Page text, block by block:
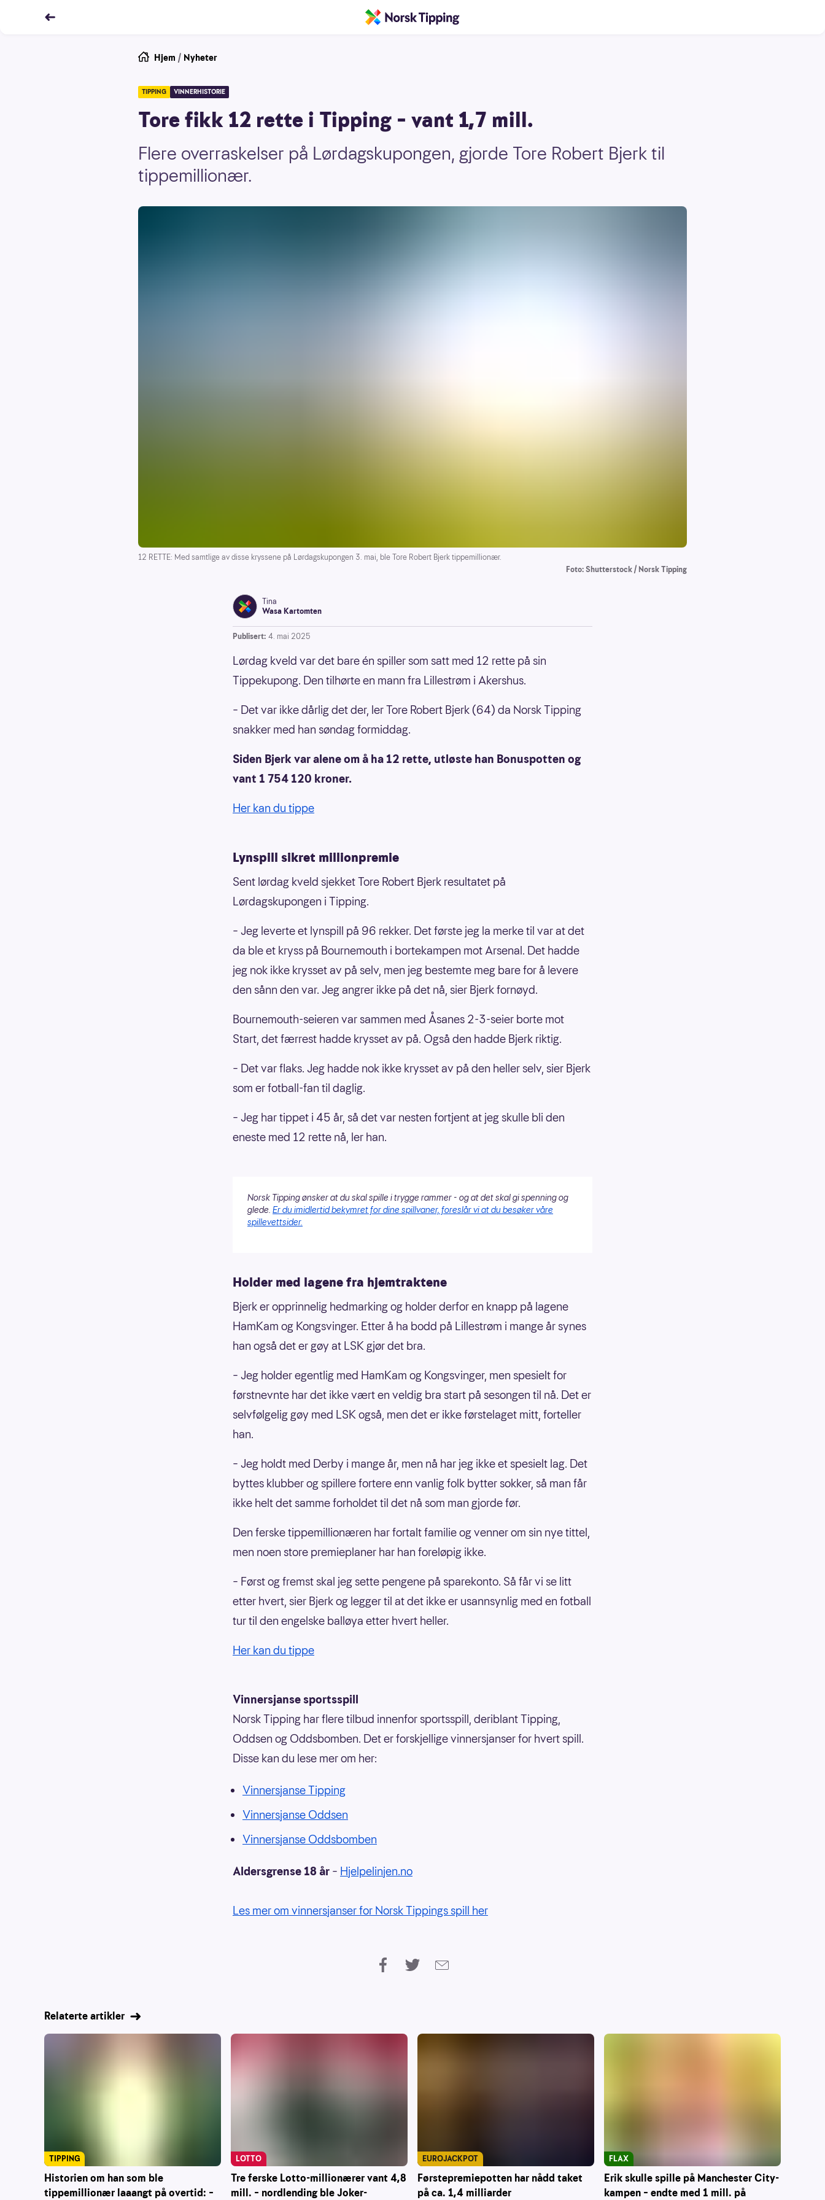
Hjem / Nyheter
TIPPING VINNERHISTORIE
Tore fikk 12 rette i Tipping – vant 1,7 mill.
Flere overraskelser på Lørdagskupongen, gjorde Tore Robert Bjerk til
tippemillionær.
12 RETTE: Med samtlige av disse kryssene på Lørdagskupongen 3. mai, ble Tore Robert Bjerk tippemillionær.
Foto: Shutterstock / Norsk Tipping
Tina
Wasa Kartomten
Publisert: 4. mai 2025
Lørdag kveld var det bare én spiller som satt med 12 rette på sin
Tippekupong. Den tilhørte en mann fra Lillestrøm i Akershus.
– Det var ikke dårlig det der, ler Tore Robert Bjerk (64) da Norsk Tipping
snakker med han søndag formiddag.
Siden Bjerk var alene om å ha 12 rette, utløste han Bonuspotten og
vant 1 754 120 kroner.
Her kan du tippe
Lynspill sikret millionpremie
Sent lørdag kveld sjekket Tore Robert Bjerk resultatet på
Lørdagskupongen i Tipping.
– Jeg leverte et lynspill på 96 rekker. Det første jeg la merke til var at det
da ble et kryss på Bournemouth i bortekampen mot Arsenal. Det hadde
jeg nok ikke krysset av på selv, men jeg bestemte meg bare for å levere
den sånn den var. Jeg angrer ikke på det nå, sier Bjerk fornøyd.
Bournemouth-seieren var sammen med Åsanes 2-3-seier borte mot
Start, det færrest hadde krysset av på. Også den hadde Bjerk riktig.
– Det var flaks. Jeg hadde nok ikke krysset av på den heller selv, sier Bjerk
som er fotball-fan til daglig.
– Jeg har tippet i 45 år, så det var nesten fortjent at jeg skulle bli den
eneste med 12 rette nå, ler han.
Norsk Tipping ønsker at du skal spille i trygge rammer - og at det skal gi spenning og
glede. Er du imidlertid bekymret for dine spillvaner, foreslår vi at du besøker våre
spillevettsider.
Holder med lagene fra hjemtraktene
Bjerk er opprinnelig hedmarking og holder derfor en knapp på lagene
HamKam og Kongsvinger. Etter å ha bodd på Lillestrøm i mange år synes
han også det er gøy at LSK gjør det bra.
– Jeg holder egentlig med HamKam og Kongsvinger, men spesielt for
førstnevnte har det ikke vært en veldig bra start på sesongen til nå. Det er
selvfølgelig gøy med LSK også, men det er ikke førstelaget mitt, forteller
han.
– Jeg holdt med Derby i mange år, men nå har jeg ikke et spesielt lag. Det
byttes klubber og spillere fortere enn vanlig folk bytter sokker, så man får
ikke helt det samme forholdet til det nå som man gjorde før.
Den ferske tippemillionæren har fortalt familie og venner om sin nye tittel,
men noen store premieplaner har han foreløpig ikke.
– Først og fremst skal jeg sette pengene på sparekonto. Så får vi se litt
etter hvert, sier Bjerk og legger til at det ikke er usannsynlig med en fotball
tur til den engelske balløya etter hvert heller.
Her kan du tippe
Vinnersjanse sportsspill
Norsk Tipping har flere tilbud innenfor sportsspill, deriblant Tipping,
Oddsen og Oddsbomben. Det er forskjellige vinnersjanser for hvert spill.
Disse kan du lese mer om her:
Vinnersjanse Tipping
Vinnersjanse Oddsen
Vinnersjanse Oddsbomben
Aldersgrense 18 år – Hjelpelinjen.no
Les mer om vinnersjanser for Norsk Tippings spill her
Relaterte artikler
Historien om han som ble
tippemillionær laaangt på overtid: –
TIPPING
Tre ferske Lotto-millionærer vant 4,8
mill. – nordlending ble Joker-
LOTTO
Førstepremiepotten har nådd taket
på ca. 1,4 milliarder
EUROJACKPOT
Erik skulle spille på Manchester City-
kampen – endte med 1 mill. på
FLAX